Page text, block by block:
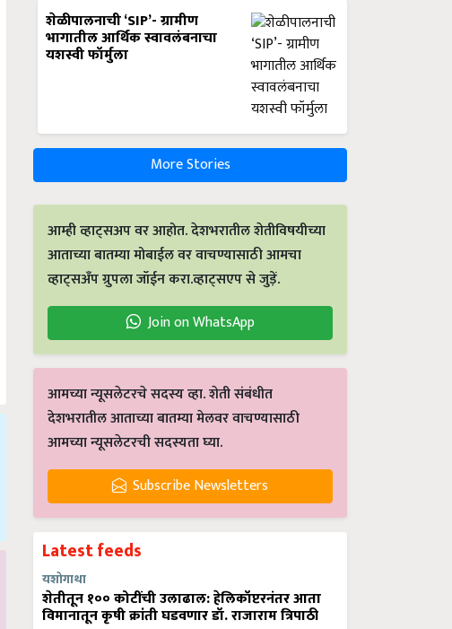
शेळीपालनाची ‘SIP’- ग्रामीण
भागातील आर्थिक स्वावलंबनाचा
यशस्वी फॉर्मुला
More Stories
आम्ही व्हाट्सअप वर आहोत. देशभरातील शेतीविषयीच्या
आताच्या बातम्या मोबाईल वर वाचण्यासाठी आमचा
व्हाट्सअँप ग्रुपला जॉईन करा.व्हाट्सएप से जुड़ें.
Join on WhatsApp
आमच्या न्यूसलेटरचे सदस्य व्हा. शेती संबंधीत
देशभरातील आताच्या बातम्या मेलवर वाचण्यासाठी
आमच्या न्यूसलेटरची सदस्यता घ्या.
Subscribe Newsletters
Latest feeds
यशोगाथा
शेतीतून १०० कोटींची उलाढाल: हेलिकॉप्टरनंतर आता
विमानातून कृषी क्रांती घडवणार डॉ. राजाराम त्रिपाठी